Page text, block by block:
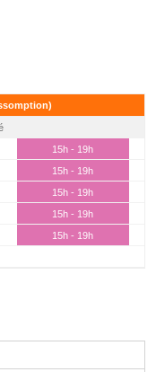
15h - 19h
15h - 19h
15h - 19h
15h - 19h
15h - 19h